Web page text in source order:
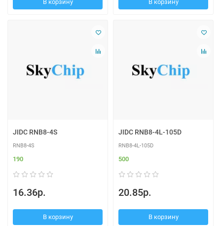
В корзину В корзину
JIDC RNB8-4S
RNB8-4S
190
16.36р.
В корзину
JIDC RNB8-4L-105D
RNB8-4L-105D
500
20.85р.
В корзину